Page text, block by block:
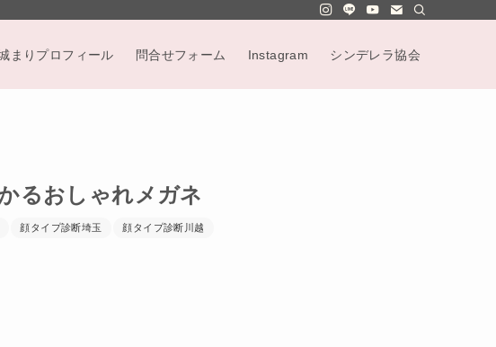
まりプロフィール 問合せフォーム Instagram シンデレラ協会
るおしゃれメガネ
顔タイプ診断埼玉 顔タイプ診断川越